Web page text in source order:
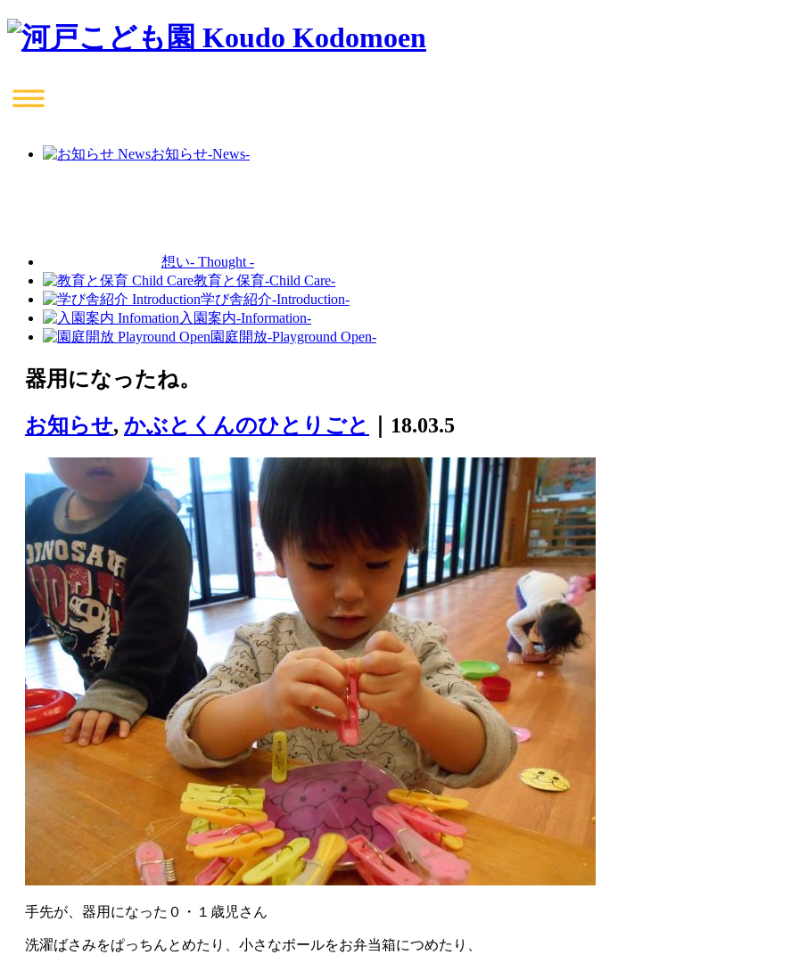
お知らせ-News-
想い- Thought -
教育と保育-Child Care-
学び舎紹介-Introduction-
入園案内-Information-
園庭開放-Playground Open-
器用になったね。
お知らせ, かぶとくんのひとりごと ｜18.03.5
手先が、器用になった０・１歳児さん
洗濯ばさみをぱっちんとめたり、小さなボールをお弁当箱につめたり、